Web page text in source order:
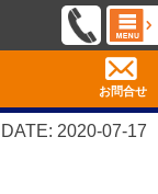
お問合せ
DATE: 2020-07-17